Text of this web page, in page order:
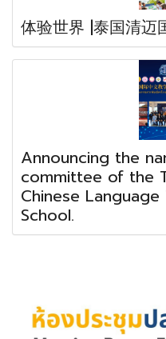
体验世界 |泰国清迈
Announcing the
committee of the
Chinese
School.